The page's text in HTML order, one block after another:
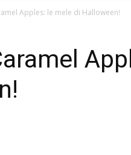
Apples: le mele di Halloween!